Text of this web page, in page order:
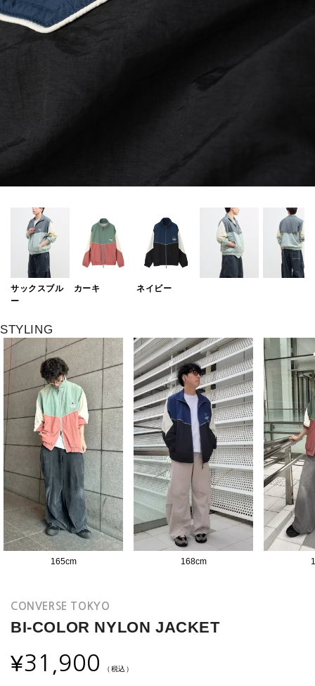
サックスブル
ー
カーキ ネイビー
STYLING
165cm 168cm
CONVERSE TOKYO
BI-COLOR NYLON JACKET
¥31,900 （税込）